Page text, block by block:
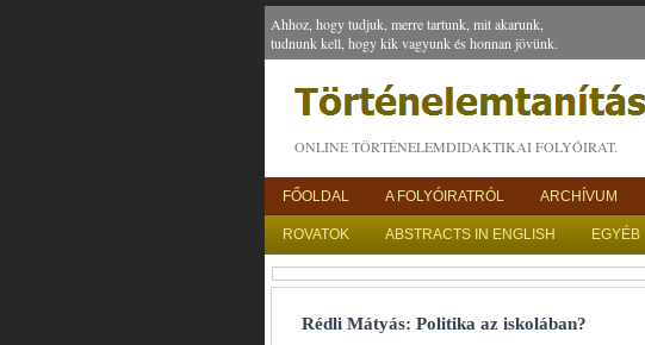
Ahhoz, hogy tudjuk, merre tartunk, mit akarunk,
tudnunk kell, hogy kik vagyunk és honnan jövünk.
ONLINE TÖRTÉNELEMDIDAKTIKAI FOLYÓIRAT.
FŐOLDAL A FOLYÓIRATRÓL ARCHÍVUM
ROVATOK ABSTRACTS IN ENGLISH EGYÉB
Rédli Mátyás: Politika az iskolában?